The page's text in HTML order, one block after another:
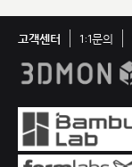
고객센터 1:1문의